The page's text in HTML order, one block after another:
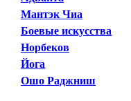
Мантэк Чиа
Боевые искусства
Норбеков
Йога
Ошо Раджниш